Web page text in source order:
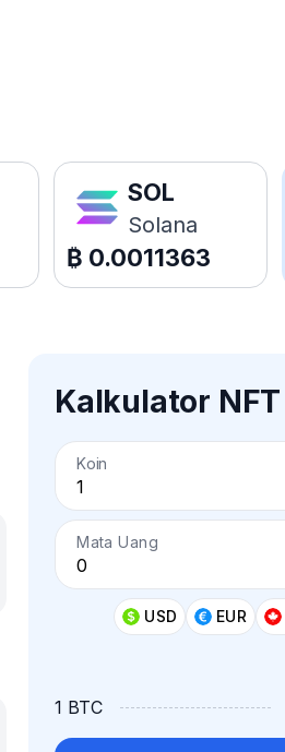
SOL
Solana
₿ 0.0011363
Kalkulator NFT
Koin
Mata Uang
USD EUR
1 BTC